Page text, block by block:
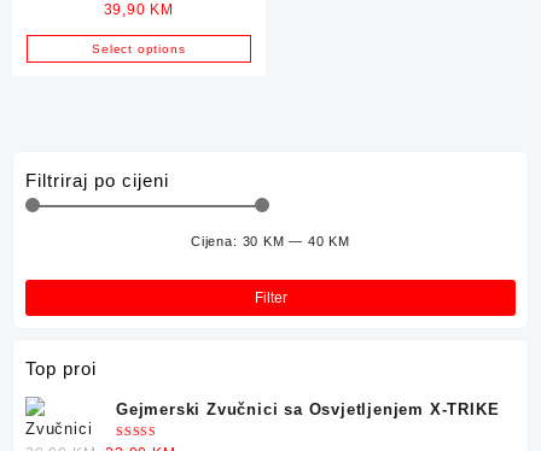
ELIT 150W CG-17
39,90 KM
Select options
Filtriraj po cijeni
Filter
Cijena: 30 KM — 40 KM
Top proi
Gejmerski Zvučnici sa Osvjetljenjem X-TRIKE